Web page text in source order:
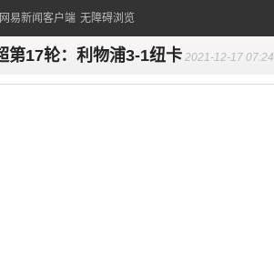
易新闻客户端 无障碍浏览
第17轮：利物浦3-1纽卡 2021-12-17 07:24